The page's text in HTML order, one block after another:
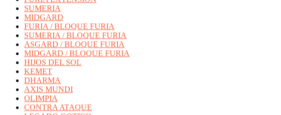
SUMERIA
MIDGARD
FURIA / BLOQUE FURIA
SUMERIA / BLOQUE FURIA
ASGARD / BLOQUE FURIA
MIDGARD / BLOQUE FURIA
HIJOS DEL SOL
KEMET
DHARMA
AXIS MUNDI
OLIMPIA
CONTRA ATAQUE